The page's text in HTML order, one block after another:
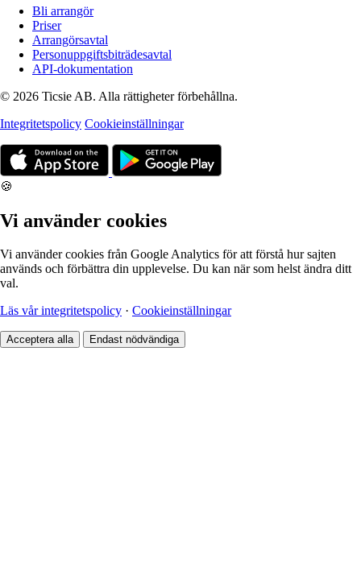
Bli arrangör
Priser
Arrangörsavtal
Personuppgiftsbiträdesavtal
API-dokumentation
© 2026 Ticsie AB. Alla rättigheter förbehållna.
Integritetspolicy Cookieinställningar
🍪
Vi använder cookies
Vi använder cookies från Google Analytics för att förstå hur sajten
används och förbättra din upplevelse. Du kan när som helst ändra ditt
val.
Läs vår integritetspolicy · Cookieinställningar
Acceptera alla Endast nödvändiga